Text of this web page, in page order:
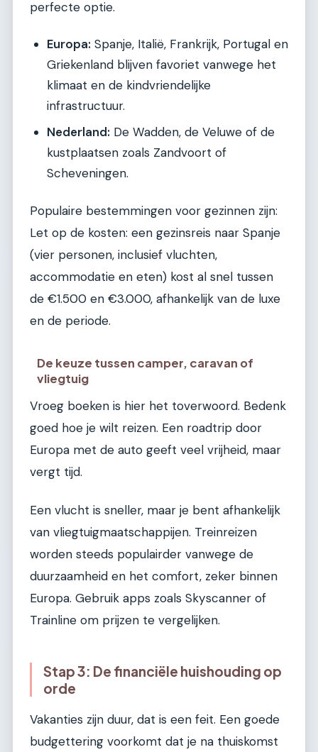
perfecte optie.
Europa: Spanje, Italië, Frankrijk, Portugal en
Griekenland blijven favoriet vanwege het
klimaat en de kindvriendelijke
infrastructuur.
Nederland: De Wadden, de Veluwe of de
kustplaatsen zoals Zandvoort of
Scheveningen.
Populaire bestemmingen voor gezinnen zijn:
Let op de kosten: een gezinsreis naar Spanje
(vier personen, inclusief vluchten,
accommodatie en eten) kost al snel tussen
de €1.500 en €3.000, afhankelijk van de luxe
en de periode.
De keuze tussen camper, caravan of
vliegtuig
Vroeg boeken is hier het toverwoord. Bedenk
goed hoe je wilt reizen. Een roadtrip door
Europa met de auto geeft veel vrijheid, maar
vergt tijd.
Een vlucht is sneller, maar je bent afhankelijk
van vliegtuigmaatschappijen. Treinreizen
worden steeds populairder vanwege de
duurzaamheid en het comfort, zeker binnen
Europa. Gebruik apps zoals Skyscanner of
Trainline om prijzen te vergelijken.
Stap 3: De financiële huishouding op
orde
Vakanties zijn duur, dat is een feit. Een goede
budgettering voorkomt dat je na thuiskomst